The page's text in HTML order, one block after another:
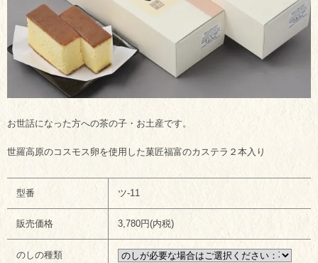
お世話になった方への茶の子・お土産です。
世羅高原のコスモス卵を使用した菓匠福富のカステラ２本入り
型番 ツ-11
販売価格 3,780円(内税)
のしの種類